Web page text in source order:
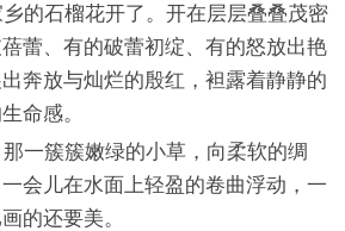
石榴花开了。开在层层叠叠茂密
蕾、有的破蕾初绽、有的怒放出艳
奔放与灿烂的殷红，袒露着静静的
命感。
簇簇嫩绿的小草，向柔软的绸
会儿在水面上轻盈的卷曲浮动，一
的还要美。